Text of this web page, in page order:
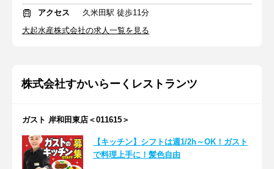
アクセス
久米田駅 徒歩11分
大起水産株式会社の求人一覧を見る
株式会社すかいらーくレストランツ
ガスト 岸和田東店＜011615＞
【キッチン】シフトは週1/2h～OK！ガスト
で料理上手に！髪色自由